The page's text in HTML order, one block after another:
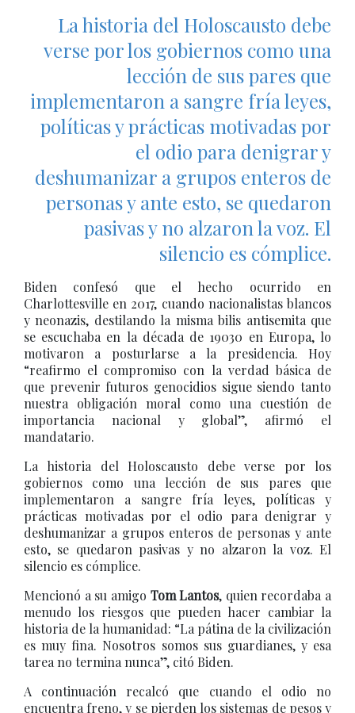
La historia del Holoscausto debe
verse por los gobiernos como una
lección de sus pares que
implementaron a sangre fría leyes,
políticas y prácticas motivadas por
el odio para denigrar y
deshumanizar a grupos enteros de
personas y ante esto, se quedaron
pasivas y no alzaron la voz. El
silencio es cómplice.
Biden confesó que el hecho ocurrido en
Charlottesville en 2017, cuando nacionalistas blancos
y neonazis, destilando la misma bilis antisemita que
se escuchaba en la década de 19030 en Europa, lo
motivaron a posturlarse a la presidencia. Hoy
“reafirmo el compromiso con la verdad básica de
que prevenir futuros genocidios sigue siendo tanto
nuestra obligación moral como una cuestión de
importancia nacional y global”, afirmó el
mandatario.
La historia del Holoscausto debe verse por los
gobiernos como una lección de sus pares que
implementaron a sangre fría leyes, políticas y
prácticas motivadas por el odio para denigrar y
deshumanizar a grupos enteros de personas y ante
esto, se quedaron pasivas y no alzaron la voz. El
silencio es cómplice.
Mencionó a su amigo Tom Lantos, quien recordaba a
menudo los riesgos que pueden hacer cambiar la
historia de la humanidad: “La pátina de la civilización
es muy fina. Nosotros somos sus guardianes, y esa
tarea no termina nunca”, citó Biden.
A continuación recalcó que cuando el odio no
encuentra freno, y se pierden los sistemas de pesos y